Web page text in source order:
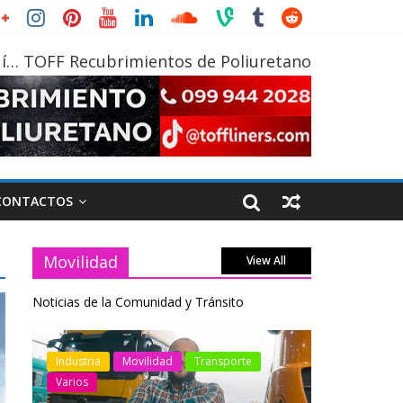
TOFF Recubrimientos de Poliuretano
Movilidad View All
Noticias de la Comunidad y Tránsito
Industria Movilidad
Transporte
Varios